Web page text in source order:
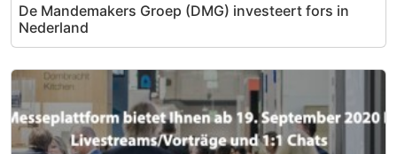
De Mandemakers Groep (DMG) investeert fors in
Nederland